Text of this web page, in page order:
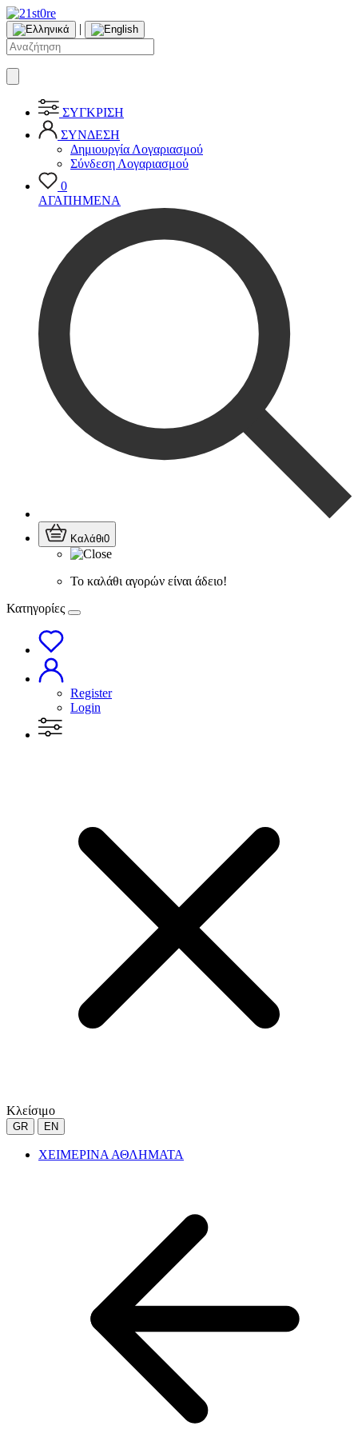
|
ΣΥΓΚΡΙΣΗ
ΣΥΝΔΕΣΗ
Δημιουργία Λογαριασμού
Σύνδεση Λογαριασμού
0
ΑΓΑΠΗΜΕΝΑ
Καλάθι0
Το καλάθι αγορών είναι άδειο!
Κατηγορίες
Register
Login
Κλείσιμο
GR EN
ΧΕΙΜΕΡΙΝΑ ΑΘΛΗΜΑΤΑ